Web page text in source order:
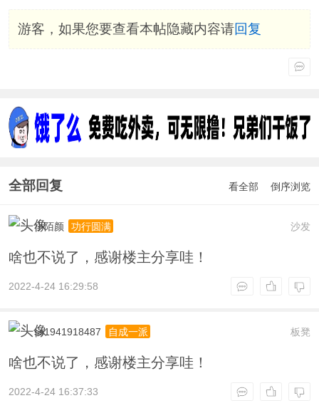
游客，如果您要查看本帖隐藏内容请回复
全部回复 看全部 倒序浏览
沙发
小陌颜 功行圆满
啥也不说了，感谢楼主分享哇！
2022-4-24 16:29:58
板凳
ss1941918487 自成一派
啥也不说了，感谢楼主分享哇！
2022-4-24 16:37:33